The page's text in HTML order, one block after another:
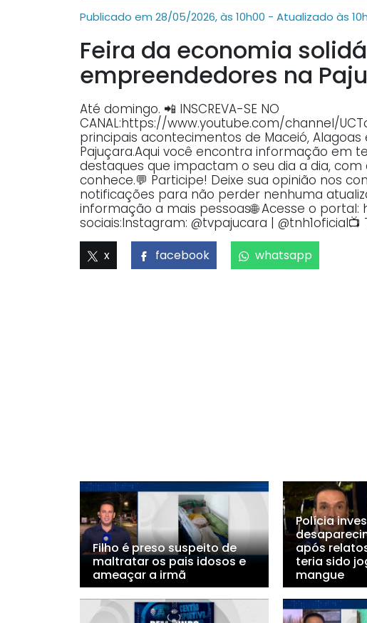
Publicado em 28/05/2026, às 10h00 - Atualizado às
Feira da economia
empreendedores na
Até domingo. 📲 INSCREVA-SE NO
CANAL:https://www.youtube.com/channel/
principais acontecimentos de Maceió,
Pajuçara.Aqui você encontra informação em
destaques que impactam o seu dia a dia,
conhece.💬 Participe! Deixe sua opinião nos
notificações para não perder nenhuma
informação a mais pessoas🌐 Acesse o
sociais:Instagram: @tvpajucara | @tnh1oficial📺
x facebook whatsapp
Filho é preso suspeito de
maltratar os pais idosos e
ameaçar a irmã
Polícia
após
teria sido
mangue